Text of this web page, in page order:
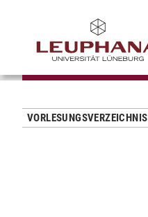
VORLESUNGSVERZEICHNIS